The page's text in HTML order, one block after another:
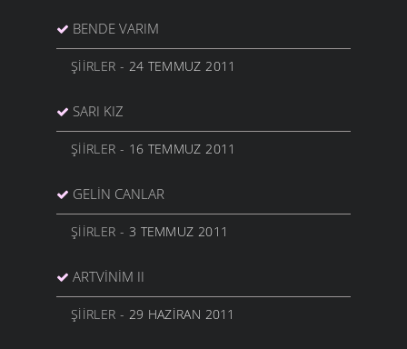
BENDE VARIM
ŞIIRLER - 24 TEMMUZ 2011
SARI KIZ
ŞIIRLER - 16 TEMMUZ 2011
GELIN CANLAR
ŞIIRLER - 3 TEMMUZ 2011
ARTVINIM II
ŞIIRLER - 29 HAZIRAN 2011